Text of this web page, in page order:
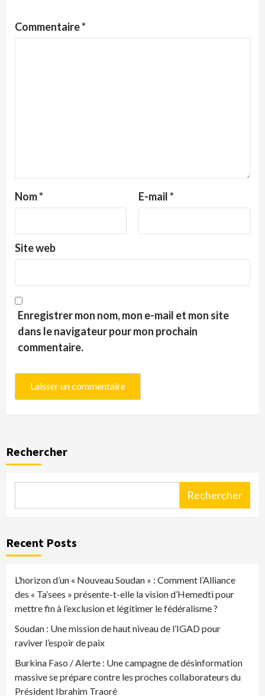
Commentaire*
Nom* E-mail*
Site web
Enregistrer mon nom, mon e-mail et mon site
dans le navigateur pour mon prochain
commentaire.
Rechercher
Rechercher
Recent Posts
L’horizon d’un « Nouveau Soudan » : Comment l’Alliance
des « Ta’sees » présente-t-elle la vision d’Hemedti pour
mettre fin à l’exclusion et légitimer le fédéralisme ?
Soudan : Une mission de haut niveau de l’IGAD pour
raviver l’espoir de paix
Burkina Faso / Alerte : Une campagne de désinformation
massive se prépare contre les proches collaborateurs du
Président Ibrahim Traoré